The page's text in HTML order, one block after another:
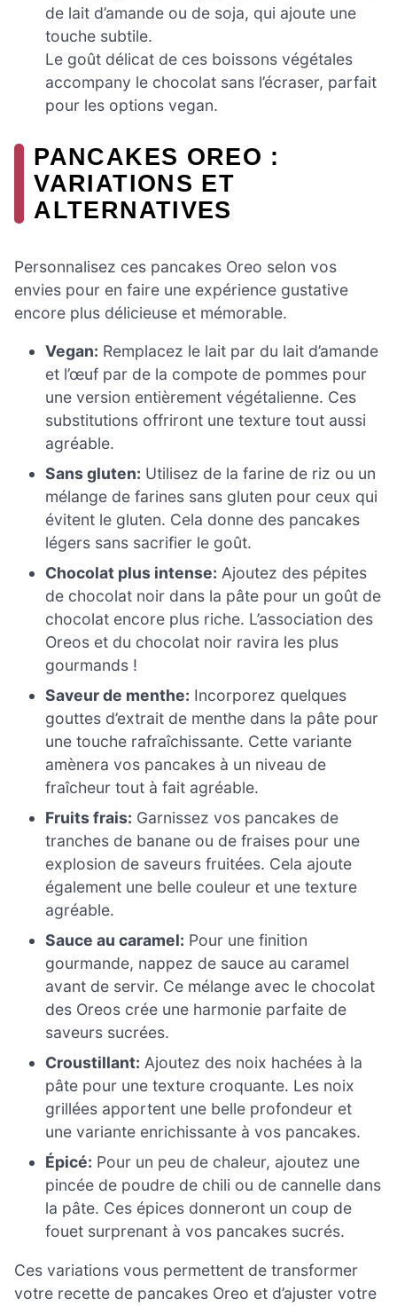
de lait d’amande ou de soja, qui ajoute une
touche subtile.
Le goût délicat de ces boissons végétales
accompany le chocolat sans l’écraser, parfait
pour les options vegan.
PANCAKES OREO :
VARIATIONS ET
ALTERNATIVES
Personnalisez ces pancakes Oreo selon vos
envies pour en faire une expérience gustative
encore plus délicieuse et mémorable.
Vegan: Remplacez le lait par du lait d’amande
et l’œuf par de la compote de pommes pour
une version entièrement végétalienne. Ces
substitutions offriront une texture tout aussi
agréable.
Sans gluten: Utilisez de la farine de riz ou un
mélange de farines sans gluten pour ceux qui
évitent le gluten. Cela donne des pancakes
légers sans sacrifier le goût.
Chocolat plus intense: Ajoutez des pépites
de chocolat noir dans la pâte pour un goût de
chocolat encore plus riche. L’association des
Oreos et du chocolat noir ravira les plus
gourmands !
Saveur de menthe: Incorporez quelques
gouttes d’extrait de menthe dans la pâte pour
une touche rafraîchissante. Cette variante
amènera vos pancakes à un niveau de
fraîcheur tout à fait agréable.
Fruits frais: Garnissez vos pancakes de
tranches de banane ou de fraises pour une
explosion de saveurs fruitées. Cela ajoute
également une belle couleur et une texture
agréable.
Sauce au caramel: Pour une finition
gourmande, nappez de sauce au caramel
avant de servir. Ce mélange avec le chocolat
des Oreos crée une harmonie parfaite de
saveurs sucrées.
Croustillant: Ajoutez des noix hachées à la
pâte pour une texture croquante. Les noix
grillées apportent une belle profondeur et
une variante enrichissante à vos pancakes.
Épicé: Pour un peu de chaleur, ajoutez une
pincée de poudre de chili ou de cannelle dans
la pâte. Ces épices donneront un coup de
fouet surprenant à vos pancakes sucrés.
Ces variations vous permettent de transformer
votre recette de pancakes Oreo et d’ajuster votre